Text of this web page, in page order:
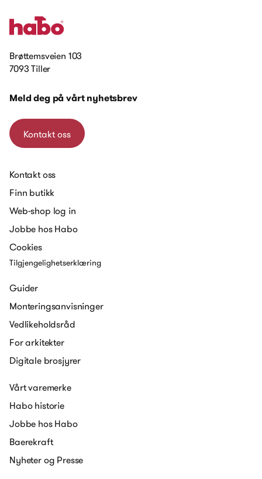
Brøttemsveien 103
7093 Tiller
Meld deg på vårt nyhetsbrev
Kontakt oss
Kontakt oss
Finn butikk
Web-shop log in
Jobbe hos Habo
Cookies
Tilgjengelighetserklæring
Guider
Monteringsanvisninger
Vedlikeholdsråd
For arkitekter
Digitale brosjyrer
Vårt varemerke
Habo historie
Jobbe hos Habo
Baerekraft
Nyheter og Presse